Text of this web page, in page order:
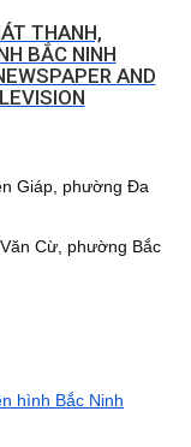
THANH,
BẮC NINH
AND
Giáp, phường Đa
Cừ, phường Bắc
hình Bắc Ninh